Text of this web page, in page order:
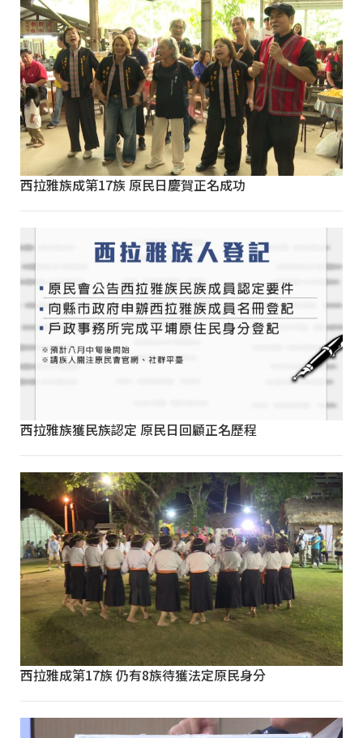
西拉雅族成第17族 原民日慶賀正名成功
西拉雅族獲民族認定 原民日回顧正名歷程
西拉雅成第17族 仍有8族待獲法定原民身分